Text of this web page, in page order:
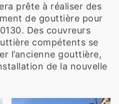
prête à réaliser des
de gouttière pour
Des couvreurs
compétents se
l’ancienne gouttière,
de la nouvelle